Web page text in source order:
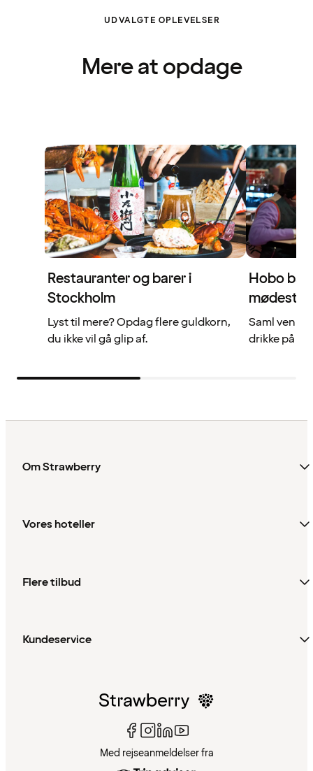
UDVALGTE OPLEVELSER
Mere at opdage
Restauranter og barer i
Stockholm
Lyst til mere? Opdag flere guldkorn,
du ikke vil gå glip af.
Hobo bar
mødested
Saml
drikke på
Om Strawberry
Vores hoteller
Flere tilbud
Kundeservice
Med rejseanmeldelser fra